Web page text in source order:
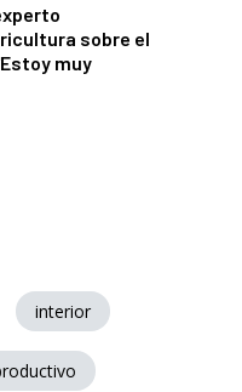
sobre el
muy
interior